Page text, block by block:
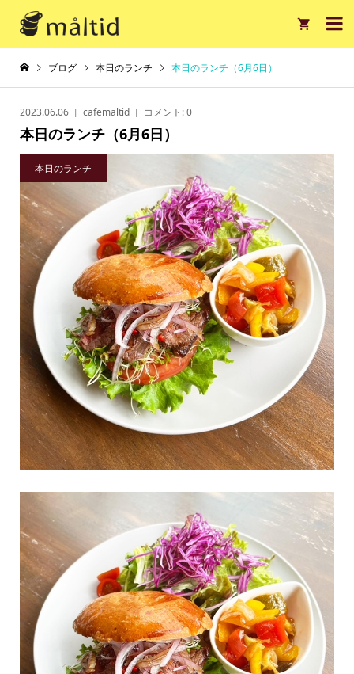

ブログ 本日のランチ 本日のランチ（6月6日）
2023.06.06 cafemaltid コメント:0
本日のランチ（6月6日）
本日のランチ